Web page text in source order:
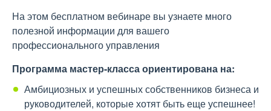
На этом бесплатном вебинаре вы узнаете много
полезной информации для вашего
профессионального управления
Программа мастер-класса ориентирована на:
Амбициозных и успешных собственников бизнеса и
руководителей, которые хотят быть еще успешнее!